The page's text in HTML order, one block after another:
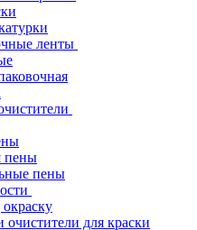
ленты
пены
пены
очистители для краски